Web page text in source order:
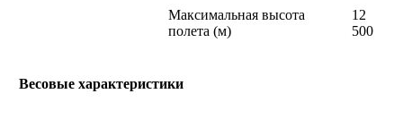
Максимальная высота
полета (м)
12
500
Весовые характеристики